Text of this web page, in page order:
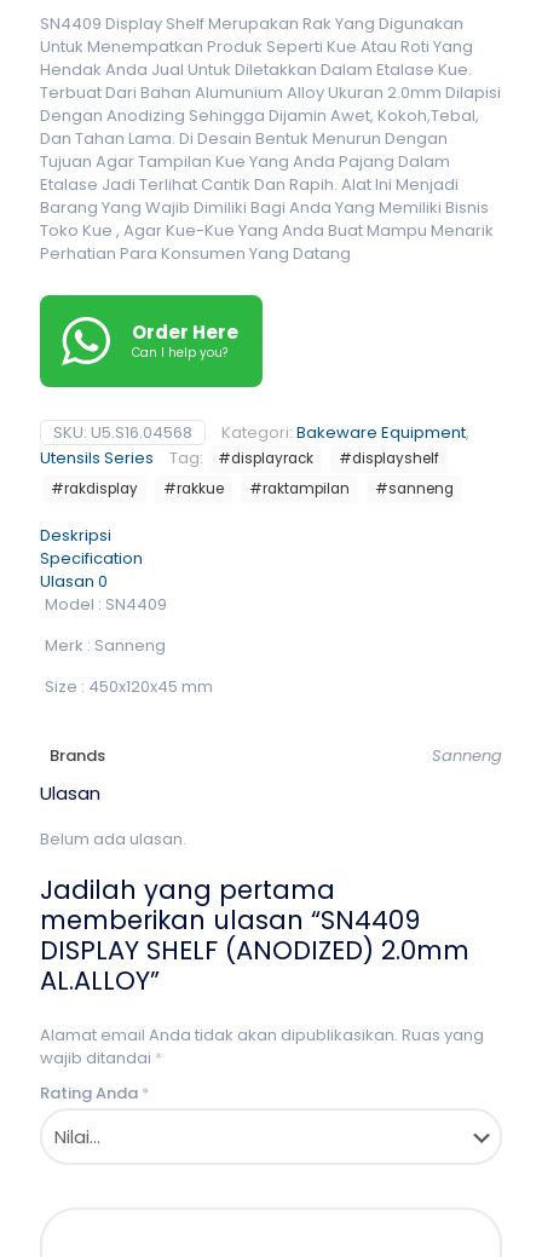
SN4409 Display Shelf Merupakan Rak Yang Digunakan
Untuk Menempatkan Produk Seperti Kue Atau Roti Yang
Hendak Anda Jual Untuk Diletakkan Dalam Etalase Kue.
Terbuat Dari Bahan Alumunium Alloy Ukuran 2.0mm Dilapisi
Dengan Anodizing Sehingga Dijamin Awet, Kokoh,Tebal,
Dan Tahan Lama. Di Desain Bentuk Menurun Dengan
Tujuan Agar Tampilan Kue Yang Anda Pajang Dalam
Etalase Jadi Terlihat Cantik Dan Rapih. Alat Ini Menjadi
Barang Yang Wajib Dimiliki Bagi Anda Yang Memiliki Bisnis
Toko Kue , Agar Kue-Kue Yang Anda Buat Mampu Menarik
Perhatian Para Konsumen Yang Datang
Order Here
Can I help you?
SKU: U5.S16.04568 Kategori: Bakeware Equipment,
Utensils Series
Tag: #displayrack
#displayshelf
#rakdisplay
#rakkue #raktampilan #sanneng
Deskripsi
Specification
Ulasan 0
Model : SN4409
Merk : Sanneng
Size : 450x120x45 mm
Brands Sanneng
Ulasan
Belum ada ulasan.
Jadilah yang pertama
memberikan ulasan “SN4409
DISPLAY SHELF (ANODIZED) 2.0mm
AL.ALLOY”
Alamat email Anda tidak akan dipublikasikan. Ruas yang
wajib ditandai *
Rating Anda *